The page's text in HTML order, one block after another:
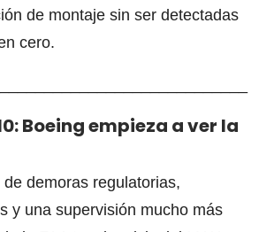
de montaje sin ser detectadas
cero.
Boeing empieza a ver la
demoras regulatorias,
y una supervisión mucho más